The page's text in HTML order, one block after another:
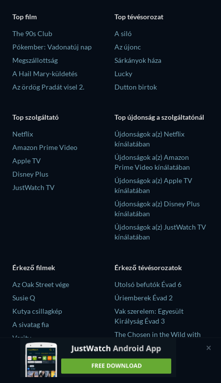
Top film
The 90s Club
Pókember: Vadonatúj nap
Megszállottság
A Hail Mary-küldetés
Az ördög Pradát visel 2.
Top tévésorozat
A siló
Az újonc
Sárkányok háza
Lucky
Dutton birtok
Top szolgáltató
Netflix
Amazon Prime Video
Apple TV
Disney Plus
JustWatch TV
Top újdonság a szolgáltatónál
Újdonságok a(z) Netflix
kínálatában
Újdonságok a(z) Amazon
Prime Video kínálatában
Újdonságok a(z) Apple TV
kínálatában
Újdonságok a(z) Disney Plus
kínálatában
Újdonságok a(z) JustWatch TV
kínálatában
Érkező filmek
Az Oak Street vége
Susie Q
Kutya csillagkép
A sivatag fia
Verity
Érkező tévésorozatok
Utolsó befutók Évad 6
Úriemberek Évad 2
Vak szerelem: Egyesült
Királyság Évad 3
The Chosen in the Wild with
Bear Grylls Évad 1
大空港～GATE24～ Évad 1